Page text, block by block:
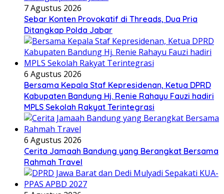
7 Agustus 2026
Sebar Konten Provokatif di Threads, Dua Pria
Ditangkap Polda Jabar
6 Agustus 2026
Bersama Kepala Staf Kepresidenan, Ketua DPRD
Kabupaten Bandung Hj. Renie Rahayu Fauzi hadiri
MPLS Sekolah Rakyat Terintegrasi
6 Agustus 2026
Cerita Jamaah Bandung yang Berangkat Bersama
Rahmah Travel